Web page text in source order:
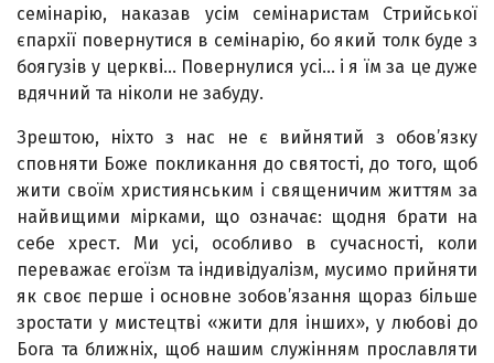
семінарію, наказав усім семінаристам Стрийської
єпархії повернутися в семінарію, бо який толк буде з
боягузів у церкві… Повернулися усі… і я їм за це дуже
вдячний та ніколи не забуду.
Зрештою, ніхто з нас не є вийнятий з обов’язку
сповняти Боже покликання до святості, до того, щоб
жити своїм християнським і священичим життям за
найвищими мірками, що означає: щодня брати на
себе хрест. Ми усі, особливо в сучасності, коли
переважає егоїзм та індивідуалізм, мусимо прийняти
як своє перше і основне зобов’язання щораз більше
зростати у мистецтві «жити для інших», у любові до
Бога та ближніх, щоб нашим служінням прославляти